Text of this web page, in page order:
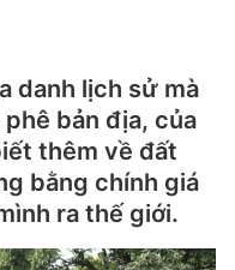
danh lịch sử mà
bản địa, của
thêm về đất
bằng chính giá
ra thế giới.